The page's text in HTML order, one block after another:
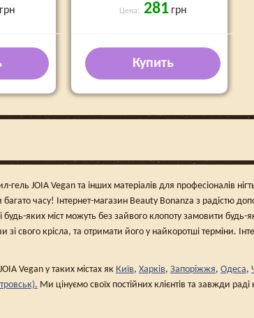
грн Цена: 281 грн
Купить
гель JOIA Vegan та інших матеріалів для професіоналів
часу! Інтернет-магазин Beauty Bonanza з радістю
яких міст можуть без зайвого клопоту замовити будь-
зі свого крісла, та отримати його у найкоротші терміни.
Vegan у таких містах як Київ, Харків, Запоріжжя, Одеса,
Ми цінуємо своїх постійних клієнтів та завжди